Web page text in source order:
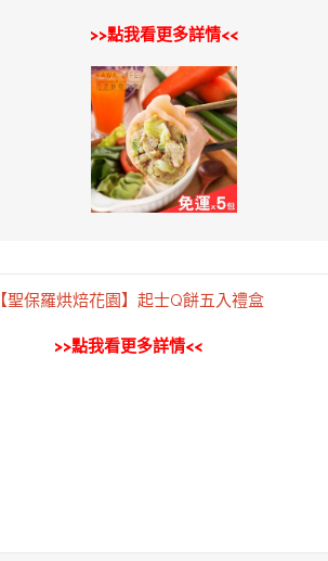
>>點我看更多詳情<<
【聖保羅烘焙花園】起士Q餅五入禮盒
>>點我看更多詳情<<